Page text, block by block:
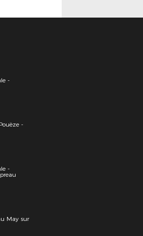
-
-
-
May sur